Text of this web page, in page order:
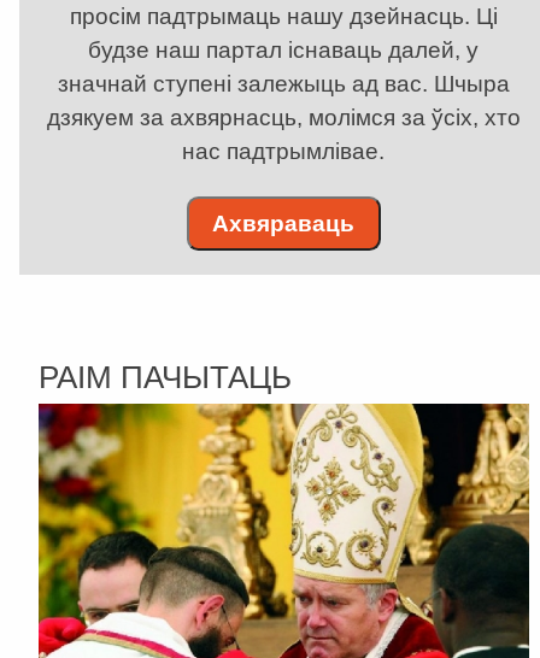
просім падтрымаць нашу дзейнасць. Ці
будзе наш партал існаваць далей, у
значнай ступені залежыць ад вас. Шчыра
дзякуем за ахвярнасць, молімся за ўсіх, хто
нас падтрымлівае.
Ахвяраваць
РАІМ ПАЧЫТАЦЬ